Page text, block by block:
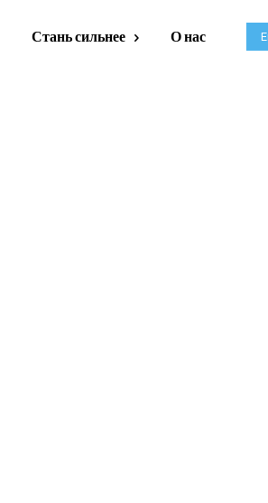
Стань сильнее О нас